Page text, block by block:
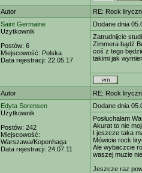
Autor
RE: Rock
Saint Germaine
Użytkownik
Postów: 6
Miejscowość: Polska
Data rejestracji: 22.05.17
Dodane dnia
Zatrudnijcie
Zimmera bądź
coś z tego
takimi jak
Autor
RE: Rock
Edyta Sorensen
Użytkownik
Postów: 242
Miejscowość:
Warszawa/Kopenhaga
Data rejestracji: 24.07.11
Dodane dnia
Posłuchałam
Akurat to nie
I jeszcze taka
Mówicie rock
Ale wybaczcie
waszej muzie
Jeszcze raz